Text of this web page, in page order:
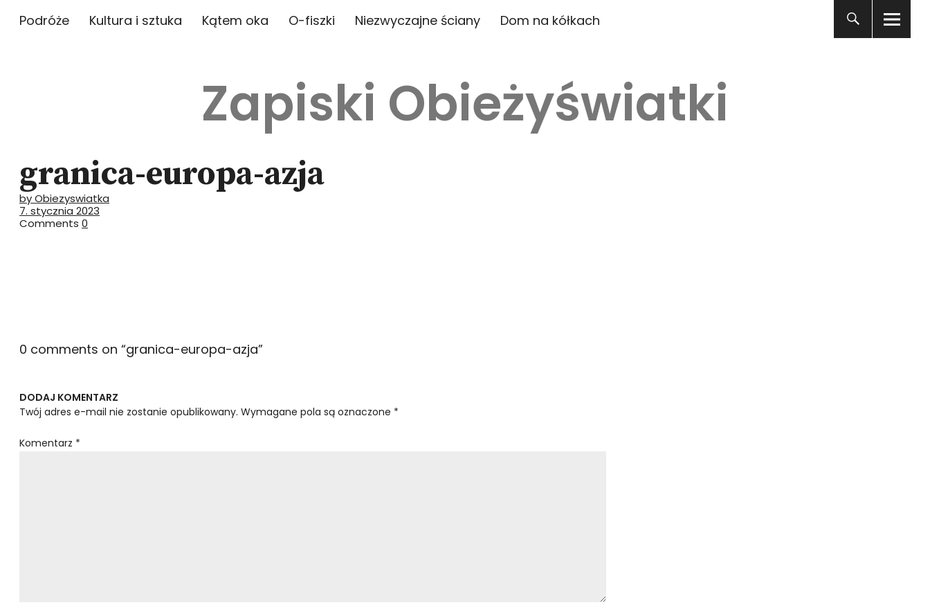
Podróże Kultura i sztuka Kątem oka O-fiszki Niezwyczajne ściany Dom na kółkach
Zapiski Obieżyświatki
granica-europa-azja
by Obiezyswiatka
7. stycznia 2023
Comments 0
0 comments on “granica-europa-azja”
DODAJ KOMENTARZ
Twój adres e-mail nie zostanie opublikowany. Wymagane pola są oznaczone *
Komentarz *